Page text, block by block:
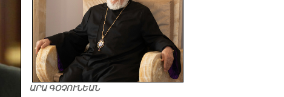
ԱՐԱ ԳՕՉՈՒՆԵԱՆ